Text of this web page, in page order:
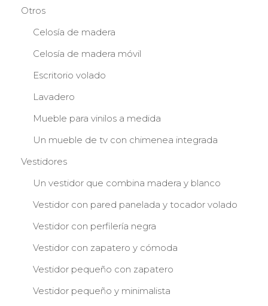
Otros
Celosía de madera
Celosía de madera móvil
Escritorio volado
Lavadero
Mueble para vinilos a medida
Un mueble de tv con chimenea integrada
Vestidores
Un vestidor que combina madera y blanco
Vestidor con pared panelada y tocador volado
Vestidor con perfilería negra
Vestidor con zapatero y cómoda
Vestidor pequeño con zapatero
Vestidor pequeño y minimalista